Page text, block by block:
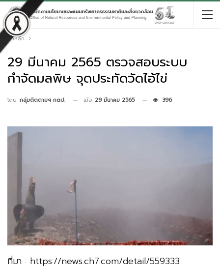
หน้าหลัก
29 มีนาคม 2565 ตรวจสอบระบบ
กำจัดมลพิษ จุดประทัดวัดไอ้ไข่
โดย กลุ่มติดตามฯ กตป. เมื่อ 29 มีนาคม 2565 396
ที่มา : https://news.ch7.com/detail/559333